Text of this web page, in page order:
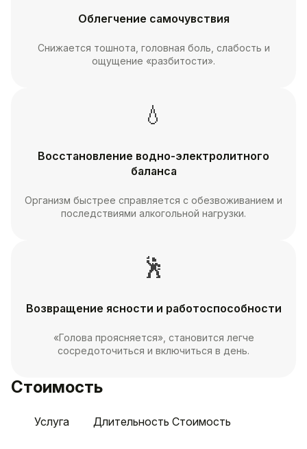
Облегчение самочувствия
Снижается тошнота, головная боль, слабость и
ощущение «разбитости».
💧
Восстановление водно-электролитного
баланса
Организм быстрее справляется с обезвоживанием и
последствиями алкогольной нагрузки.
🕺
Возвращение ясности и работоспособности
«Голова проясняется», становится легче
сосредоточиться и включиться в день.
Стоимость
Услуга Длительность Стоимость